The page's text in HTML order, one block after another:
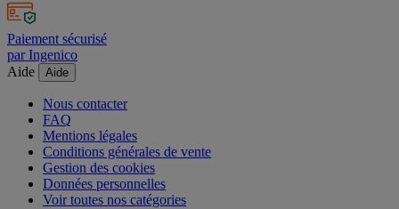
Paiement sécurisé
par Ingenico
Aide
Aide
Nous contacter
FAQ
Mentions légales
Conditions générales de vente
Gestion des cookies
Données personnelles
Voir toutes nos catégories